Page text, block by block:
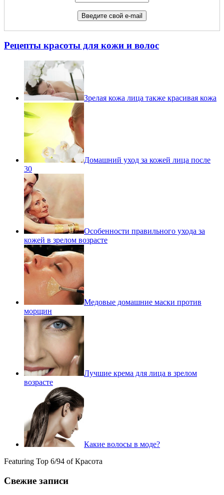
Рецепты красоты для кожи и волос
Зрелая кожа лица также красивая кожа
Домашний уход за кожей лица после
30
Особенности правильного ухода за
кожей в зрелом возрасте
Медовые домашние маски против
морщин
Лучшие крема для лица в зрелом
возрасте
Какие волосы в моде?
Featuring Top 6/94 of Красота
Свежие записи